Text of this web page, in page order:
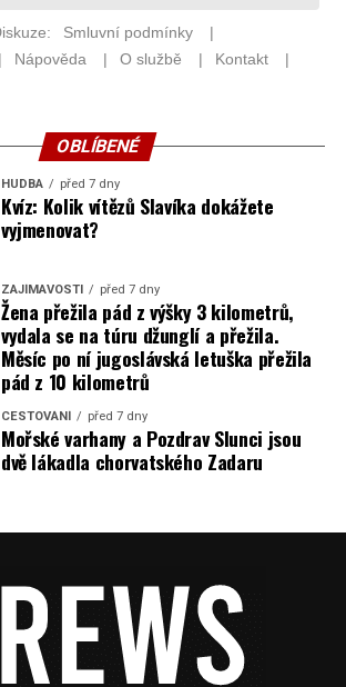
OBLÍBENÉ
HUDBA před 7 dny
Kvíz: Kolik vítězů Slavíka dokážete
vyjmenovat?
ZAJÍMAVOSTI před 7 dny
Žena přežila pád z výšky 3 kilometrů,
vydala se na túru džunglí a přežila.
Měsíc po ní jugoslávská letuška přežila
pád z 10 kilometrů
CESTOVÁNÍ před 7 dny
Mořské varhany a Pozdrav Slunci jsou
dvě lákadla chorvatského Zadaru